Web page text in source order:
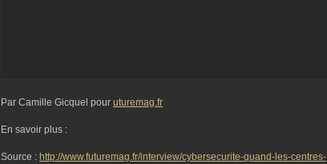
Par Camille Gicquel pour uturemag.fr
En savoir plus :
Source : http://www.futuremag.fr/interview/cybersecurite-quand-les-centres-